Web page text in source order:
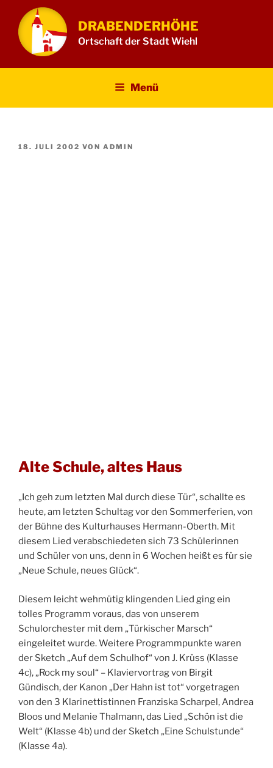
Inhalt
springen
DRABENDERHÖHE
Ortschaft der Stadt Wiehl
Menü
VERÖFFENTLICHT
18. JULI 2002 VON ADMIN
Alte Schule, altes Haus
„Ich geh zum letzten Mal durch diese Tür“, schallte es
heute, am letzten Schultag vor den Sommerferien, von
der Bühne des Kulturhauses Hermann-Oberth. Mit
diesem Lied verabschiedeten sich 73 Schülerinnen
und Schüler von uns, denn in 6 Wochen heißt es für sie
„Neue Schule, neues Glück“.
Diesem leicht wehmütig klingenden Lied ging ein
tolles Programm voraus, das von unserem
Schulorchester mit dem „Türkischer Marsch“
eingeleitet wurde. Weitere Programmpunkte waren
der Sketch „Auf dem Schulhof“ von J. Krüss (Klasse
4c), „Rock my soul“ – Klaviervortrag von Birgit
Gündisch, der Kanon „Der Hahn ist tot“ vorgetragen
von den 3 Klarinettistinnen Franziska Scharpel, Andrea
Bloos und Melanie Thalmann, das Lied „Schön ist die
Welt“ (Klasse 4b) und der Sketch „Eine Schulstunde“
(Klasse 4a).